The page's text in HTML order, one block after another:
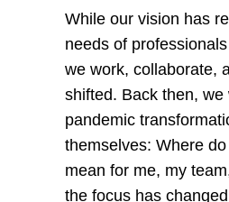
While our vision has
needs of
we work, collaborate,
shifted. Back then,
pandemic
themselves: Where
mean for me, my
the focus has